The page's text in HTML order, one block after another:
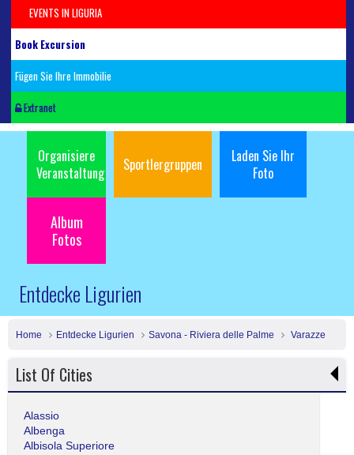
EVENTS IN LIGURIA
Book Excursion
Fügen Sie Ihre Immobilie
Extranet
Organisiere
Veranstaltung
Sportlergruppen
Laden Sie Ihr
Foto
Album
Fotos
Entdecke Ligurien
Home Entdecke Ligurien Savona - Riviera delle Palme Varazze
List Of Cities
Alassio
Albenga
Albisola Superiore